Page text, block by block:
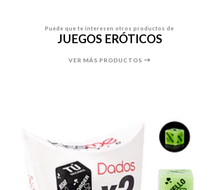
Puede que te interesen otros productos de
JUEGOS ERÓTICOS
VER MÁS PRODUCTOS